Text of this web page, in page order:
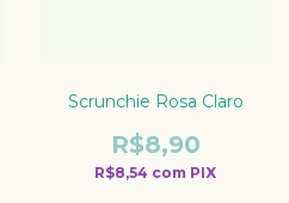
Scrunchie Rosa Claro
R$8,90
R$8,54 com PIX